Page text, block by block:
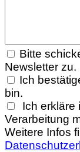
Bitte
Newsletter zu.
Ich
bin.
Ich erkläre
Verarbeitung
Weitere Infos